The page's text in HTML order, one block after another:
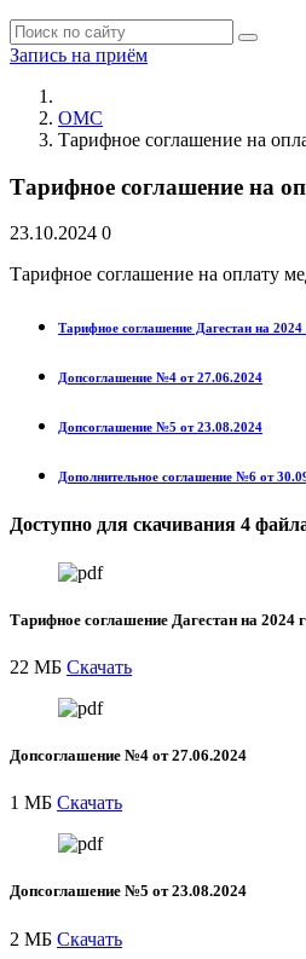
Запись на приём
ОМС
Тарифное соглашение на
Тарифное соглашение на
23.10.2024 0
Тарифное соглашение на оплату
Тарифное соглашение Дагестан на 2024
Допсоглашение №4 от 27.06.2024
Допсоглашение №5 от 23.08.2024
Дополнительное соглашение №6 от
Доступно для скачивания 4
Тарифное соглашение Дагестан на 2024
22 МБ Скачать
Допсоглашение №4 от 27.06.2024
1 МБ Скачать
Допсоглашение №5 от 23.08.2024
2 МБ Скачать